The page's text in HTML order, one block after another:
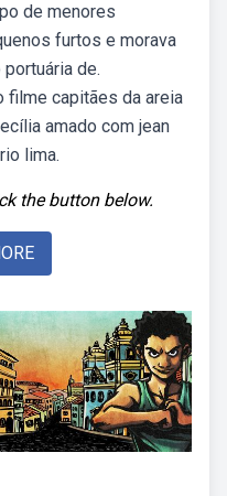
de menores
furtos e morava
de.
filme capitães da areia
amado com jean
lima.
the button below.